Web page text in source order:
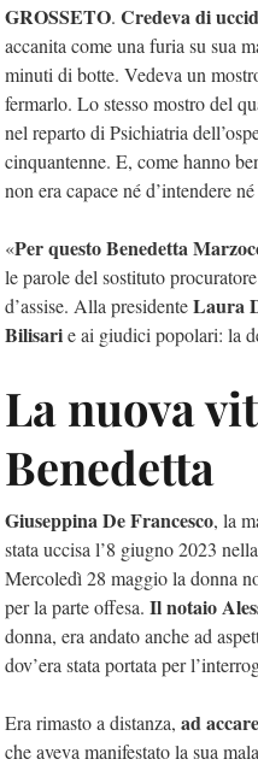
GROSSETO. Credeva di
accanita come una furia su sua
minuti di botte. Vedeva un
fermarlo. Lo stesso mostro del
nel reparto di Psichiatria
cinquantenne. E, come hanno
non era capace né d’intendere
«Per questo Benedetta
le parole del sostituto procuratore
d’assise. Alla presidenteLaura
Bilisarie ai giudici popolari: la
La nuova
Benedetta
Giuseppina De Francesco, la
stata uccisa l’8 giugno 2023
Mercoledì 28 maggio la donna
per la parte offesa. Il notaio
donna, era andato anche ad
dov’era stata portata per
Era rimasto a distanza, ad
che aveva manifestato la sua